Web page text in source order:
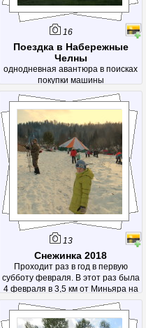
16
Поездка в Набережные
Челны
однодневная авантюра в поисках
покупки машины
13
Снежинка 2018
Проходит раз в год в первую
субботу февраля. В этот раз была
4 февраля в 3,5 км от Миньяра на
1753 км.